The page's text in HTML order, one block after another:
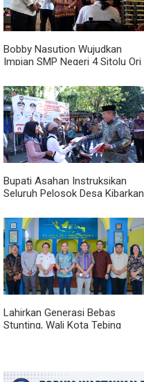
Bobby Nasution Wujudkan
Impian SMP Negeri 4 Sitolu Ori
Bupati Asahan Instruksikan
Seluruh Pelosok Desa Kibarkan
Lahirkan Generasi Bebas
Stunting, Wali Kota Tebing